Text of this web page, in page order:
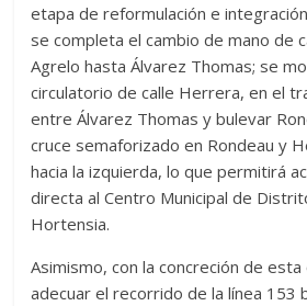
etapa de reformulación e
se completa el cambio de mano de
Agrelo hasta Álvarez Thomas; se
circulatorio de calle Herrera, en el
entre Álvarez Thomas y bulevar
cruce semaforizado en Rondeau y
hacia la izquierda, lo que permitirá
directa al Centro Municipal de
Hortensia.
Asimismo, con la concreción de
adecuar el recorrido de la línea 153